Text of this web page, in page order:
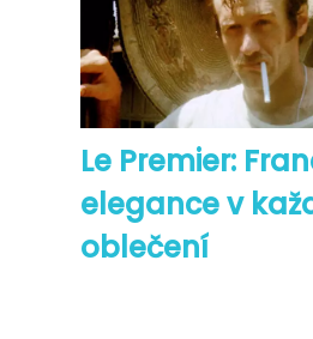
Le Premier:
elegance v
oblečení